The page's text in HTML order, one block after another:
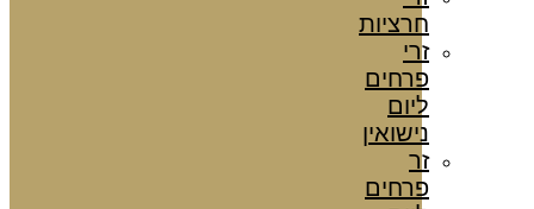
חרציות
זרי
פרחים
ליום
נישואין
זר
פרחים